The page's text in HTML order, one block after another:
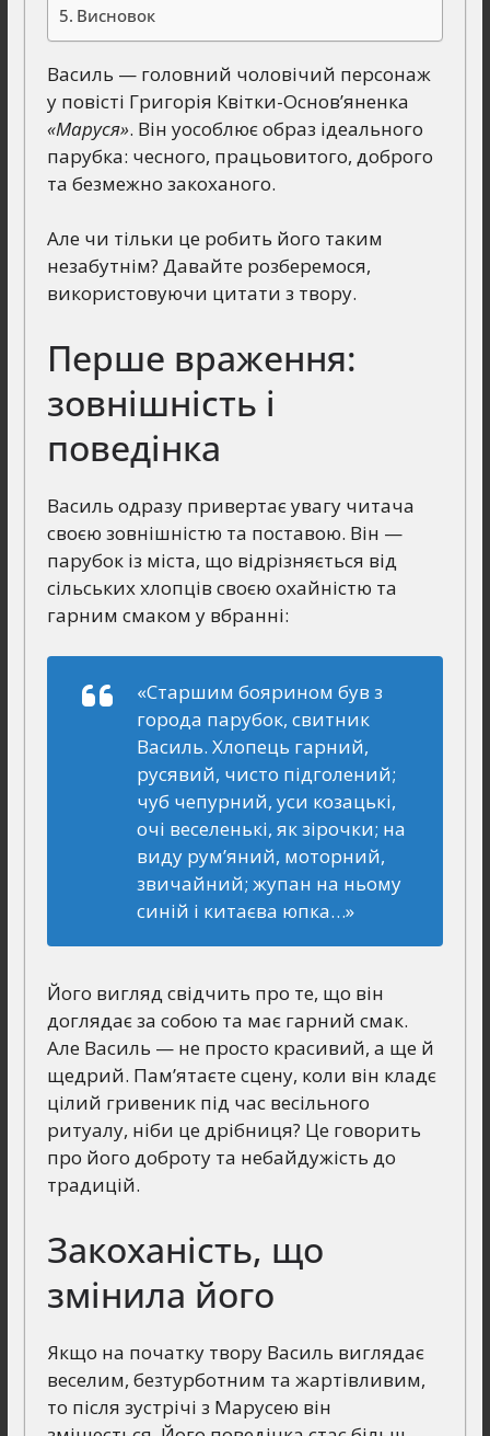
Висновок
Василь — головний чоловічий персонаж
у повісті Григорія Квітки-Основ’яненка
«Маруся». Він уособлює образ ідеального
парубка: чесного, працьовитого, доброго
та безмежно закоханого.
Але чи тільки це робить його таким
незабутнім? Давайте розберемося,
використовуючи цитати з твору.
Перше враження:
зовнішність і
поведінка
Василь одразу привертає увагу читача
своєю зовнішністю та поставою. Він —
парубок із міста, що відрізняється від
сільських хлопців своєю охайністю та
гарним смаком у вбранні:
«Старшим боярином був з
города парубок, свитник
Василь. Хлопець гарний,
русявий, чисто підголений;
чуб чепурний, уси козацькі,
очі веселенькі, як зірочки; на
виду рум’яний, моторний,
звичайний; жупан на ньому
синій і китаєва юпка…»
Його вигляд свідчить про те, що він
доглядає за собою та має гарний смак.
Але Василь — не просто красивий, а ще й
щедрий. Пам’ятаєте сцену, коли він кладє
цілий гривеник під час весільного
ритуалу, ніби це дрібниця? Це говорить
про його доброту та небайдужість до
традицій.
Закоханість, що
змінила його
Якщо на початку твору Василь виглядає
веселим, безтурботним та жартівливим,
то після зустрічі з Марусею він